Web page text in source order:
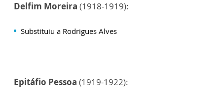
Delfim Moreira (1918-1919):
Substituiu a Rodrigues Alves
Epitáfio Pessoa (1919-1922):